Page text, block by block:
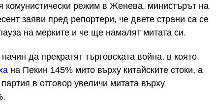
комунистически режим в Женева, министърът на
заяви пред репортери, че двете страни са се
на мерките и че ще намалят митата си.
да прекратят търговската война, в която
на Пекин 145% мито върху китайските стоки, а
в отговор увеличи митата върху